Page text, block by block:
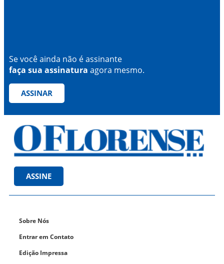
Se você ainda não é assinante
faça sua assinatura agora mesmo.
ASSINAR
ASSINE
Sobre Nós
Entrar em Contato
Edição Impressa